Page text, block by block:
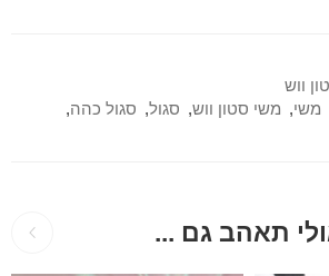
ווש
משי, משי סטון ווש, סגול, סגול כהה,
תאהב גם ...